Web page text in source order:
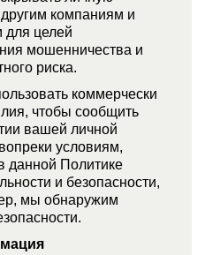
компаниям и
для целей
мошенничества и
риска.
коммерчески
чтобы сообщить
вашей личной
условиям,
данной Политике
и безопасности,
мы обнаружим